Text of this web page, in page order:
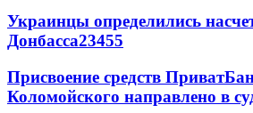
Украинцы определились
Донбасса23455
Присвоение средств
Коломойского направлено в